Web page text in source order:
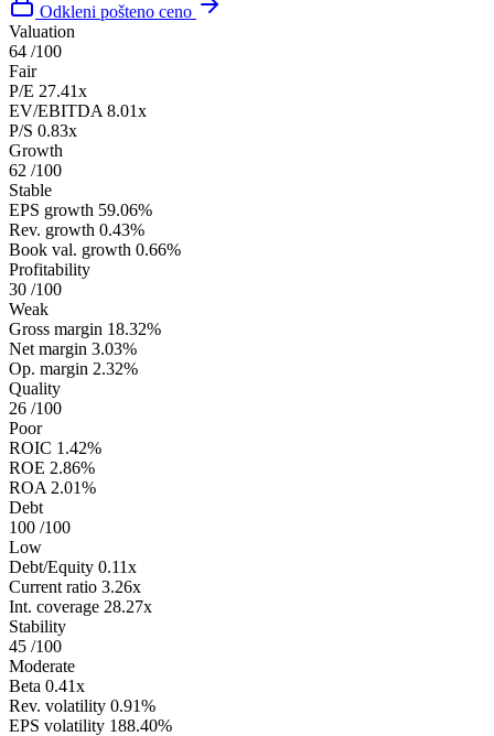
Odkleni pošteno ceno
Valuation
64 /100
Fair
P/E 27.41x
EV/EBITDA 8.01x
P/S 0.83x
Growth
62 /100
Stable
EPS growth 59.06%
Rev. growth 0.43%
Book val. growth 0.66%
Profitability
30 /100
Weak
Gross margin 18.32%
Net margin 3.03%
Op. margin 2.32%
Quality
26 /100
Poor
ROIC 1.42%
ROE 2.86%
ROA 2.01%
Debt
100 /100
Low
Debt/Equity 0.11x
Current ratio 3.26x
Int. coverage 28.27x
Stability
45 /100
Moderate
Beta 0.41x
Rev. volatility 0.91%
EPS volatility 188.40%